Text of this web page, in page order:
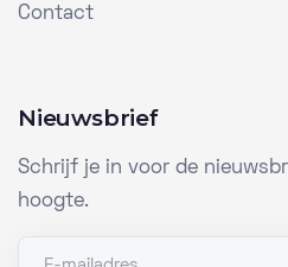
Contact
Nieuwsbrief
Schrijf je in voor de
hoogte.